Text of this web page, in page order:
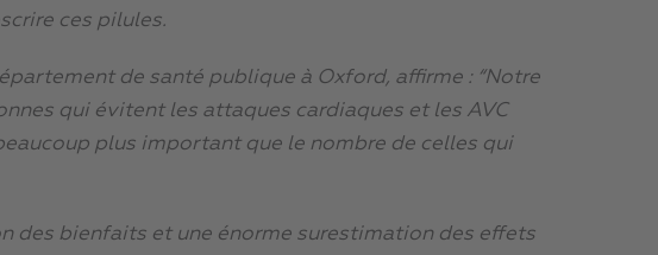
ces pilules.
de santé publique à Oxford, affirme : “Notre
qui évitent les attaques cardiaques et les AVC
plus important que le nombre de celles qui
des bienfaits et une énorme surestimation des effets